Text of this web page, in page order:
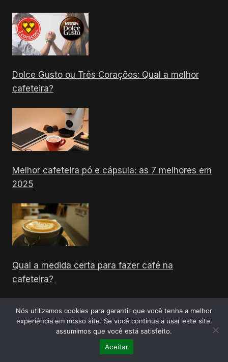
Dolce Gusto ou Três Corações: Qual a melhor
cafeteira?
Melhor cafeteira pó e cápsula: as 7 melhores em
2025
Qual a medida certa para fazer café na
cafeteira?
Como membro do Programa de Associados da Amazon, o Top
Cafeteiras recebe uma comissão por compras qualificadas
Nós utilizamos cookies para garantir que você tenha a melhor
experiência em nosso site. Se você continua a usar este site,
assumimos que você está satisfeito.
Aceitar